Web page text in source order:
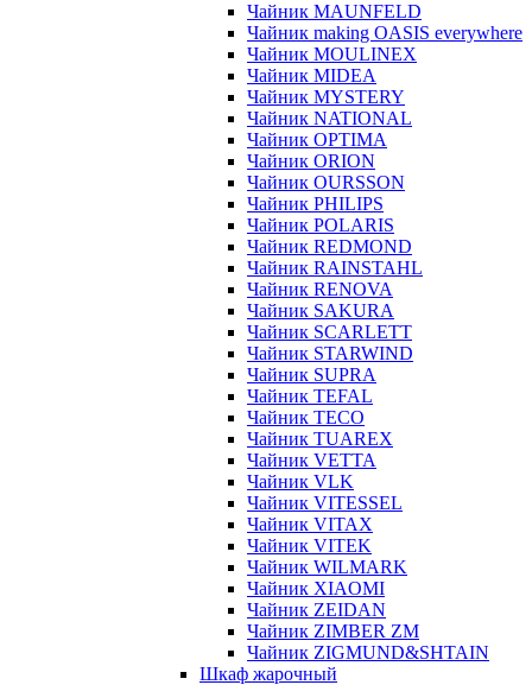
Чайник MAUNFELD
Чайник making OASIS everywhere
Чайник MOULINEX
Чайник MIDEA
Чайник MYSTERY
Чайник NATIONAL
Чайник OPTIMA
Чайник ORION
Чайник OURSSON
Чайник PHILIPS
Чайник POLARIS
Чайник REDMOND
Чайник RAINSTAHL
Чайник RENOVA
Чайник SAKURA
Чайник SCARLETT
Чайник STARWIND
Чайник SUPRA
Чайник TEFAL
Чайник TECO
Чайник TUAREX
Чайник VETTA
Чайник VLK
Чайник VITESSEL
Чайник VITAX
Чайник VITEK
Чайник WILMARK
Чайник XIAOMI
Чайник ZEIDAN
Чайник ZIMBER ZM
Чайник ZIGMUND&SHTAIN
Шкаф жарочный